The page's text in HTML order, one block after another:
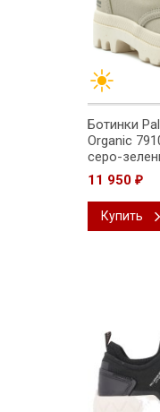
Ботинки
Organic
серо-
11 950 ₽
Купить